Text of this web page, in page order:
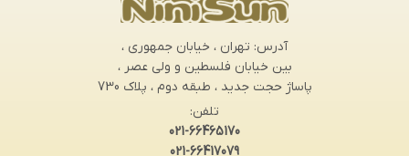
آدرس: تهران ، خیابان جمهوری ،
بین خیابان فلسطین و ولی عصر ،
پاساژ حجت جدید ، طبقه دوم ، پلاک 730
تلفن:
021-66465170
021-66417079